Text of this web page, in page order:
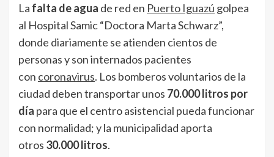
La falta de agua de red en Puerto Iguazú golpea
al Hospital Samic “Doctora Marta Schwarz”,
donde diariamente se atienden cientos de
personas y son internados pacientes
con coronavirus. Los bomberos voluntarios de la
ciudad deben transportar unos 70.000 litros por
día para que el centro asistencial pueda funcionar
con normalidad; y la municipalidad aporta
otros 30.000 litros.